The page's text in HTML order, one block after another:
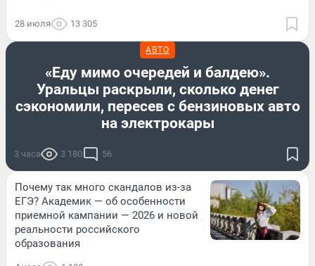
28 июля 13 305
АВТО
«Еду мимо очередей и балдею».
Уральцы раскрыли, сколько денег
сэкономили, пересев с бензиновых авто
на электрокары
3 часа 3 180 56
Почему так много скандалов из-за
ЕГЭ? Академик — об особенности
приемной кампании — 2026 и новой
реальности российского
образования